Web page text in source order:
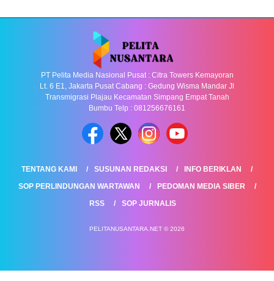
PT Pelita Media Nasional Pusat : Citra Towers Kemayoran
Lt. 6 E1, Jakarta Pusat Cabang : Gedung Wisma Mandar Jl
Transmigrasi Plajau Kecamatan Simpang Empat Tanah
Bumbu Telp : 081256676161
TENTANG KAMI SUSUNAN REDAKSI
INFO BERIKLAN
SOP PERLINDUNGAN WARTAWAN
PEDOMAN MEDIA SIBER
RSS
SOP JURNALIS
PELITANUSANTARA.NET © 2026